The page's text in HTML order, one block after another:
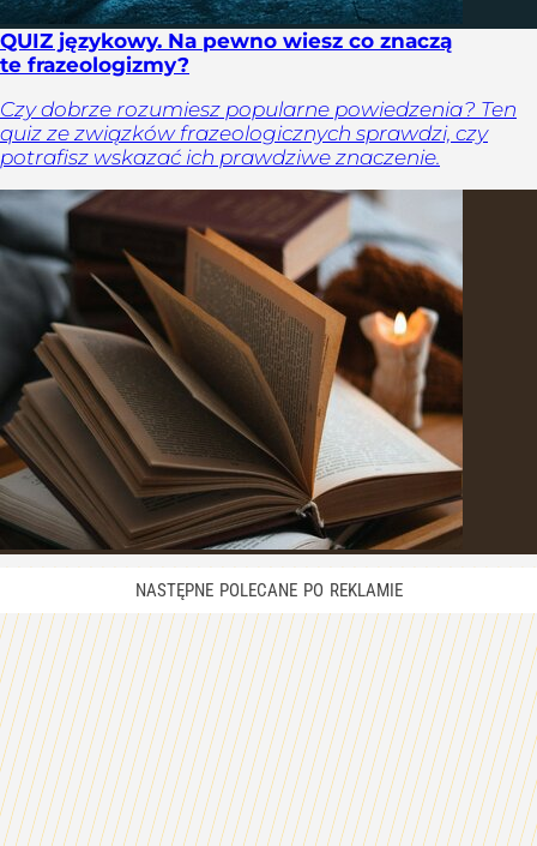
QUIZ językowy. Na pewno wiesz co znaczą
te frazeologizmy?
Czy dobrze rozumiesz popularne powiedzenia? Ten
quiz ze związków frazeologicznych sprawdzi, czy
potrafisz wskazać ich prawdziwe znaczenie.